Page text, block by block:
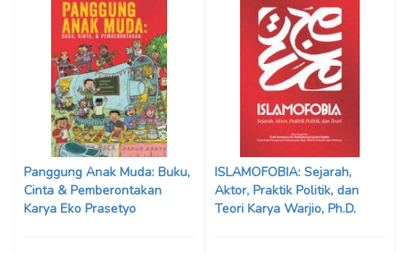
Panggung Anak Muda: Buku,
Cinta & Pemberontakan
Karya Eko Prasetyo
ISLAMOFOBIA: Sejarah,
Aktor, Praktik Politik, dan
Teori Karya Warjio, Ph.D.